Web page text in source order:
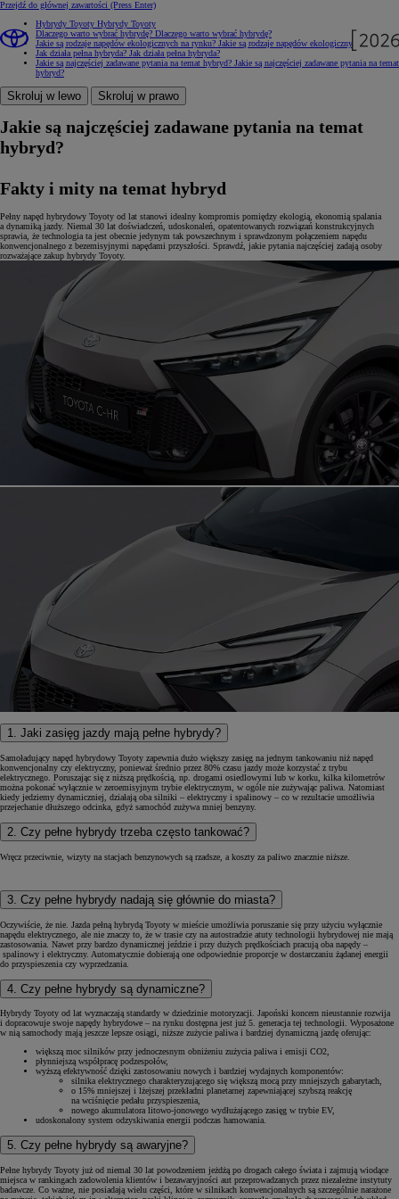
Przejdź do głównej zawartości (Press Enter)
Hybrydy Toyoty Hybrydy Toyoty
Dlaczego warto wybrać hybrydę? Dlaczego warto wybrać hybrydę?
Jakie są rodzaje napędów ekologicznych na rynku? Jakie są rodzaje napędów ekologicznych na rynku?
Jak działa pełna hybryda? Jak działa pełna hybryda?
Jakie są najczęściej zadawane pytania na temat hybryd? Jakie są najczęściej zadawane pytania na temat
hybryd?
Skroluj w lewo Skroluj w prawo
Jakie są najczęściej zadawane pytania na temat
hybryd?
Fakty i mity na temat hybryd
Pełny napęd hybrydowy Toyoty od lat stanowi idealny kompromis pomiędzy ekologią, ekonomią spalania
a dynamiką jazdy. Niemal 30 lat doświadczeń, udoskonaleń, opatentowanych rozwiązań konstrukcyjnych
sprawia, że technologia ta jest obecnie jedynym tak powszechnym i sprawdzonym połączeniem napędu
konwencjonalnego z bezemisyjnymi napędami przyszłości. Sprawdź, jakie pytania najczęściej zadają osoby
rozważające zakup hybrydy Toyoty.
1. Jaki zasięg jazdy mają pełne hybrydy?
Samoładujący napęd hybrydowy Toyoty zapewnia dużo większy zasięg na jednym tankowaniu niż napęd
konwencjonalny czy elektryczny, ponieważ średnio przez 80% czasu jazdy może korzystać z trybu
elektrycznego. Poruszając się z niższą prędkością, np. drogami osiedlowymi lub w korku, kilka kilometrów
można pokonać wyłącznie w zeroemisyjnym trybie elektrycznym, w ogóle nie zużywając paliwa. Natomiast
kiedy jedziemy dynamiczniej, działają oba silniki – elektryczny i spalinowy – co w rezultacie umożliwia
przejechanie dłuższego odcinka, gdyż samochód zużywa mniej benzyny.
2. Czy pełne hybrydy trzeba często tankować?
Wręcz przeciwnie, wizyty na stacjach benzynowych są rzadsze, a koszty za paliwo znacznie niższe.
3. Czy pełne hybrydy nadają się głównie do miasta?
Oczywiście, że nie. Jazda pełną hybrydą Toyoty w mieście umożliwia poruszanie się przy użyciu wyłącznie
napędu elektrycznego, ale nie znaczy to, że w trasie czy na autostradzie atuty technologii hybrydowej nie mają
zastosowania. Nawet przy bardzo dynamicznej jeździe i przy dużych prędkościach pracują oba napędy –
spalinowy i elektryczny. Automatycznie dobierają one odpowiednie proporcje w dostarczaniu żądanej energii
do przyspieszenia czy wyprzedzania.
4. Czy pełne hybrydy są dynamiczne?
Hybrydy Toyoty od lat wyznaczają standardy w dziedzinie motoryzacji. Japoński koncern nieustannie rozwija
i dopracowuje swoje napędy hybrydowe – na rynku dostępna jest już 5. generacja tej technologii. Wyposażone
w nią samochody mają jeszcze lepsze osiągi, niższe zużycie paliwa i bardziej dynamiczną jazdę oferując:
większą moc silników przy jednoczesnym obniżeniu zużycia paliwa i emisji CO2,
płynniejszą współpracę podzespołów,
wyższą efektywność dzięki zastosowaniu nowych i bardziej wydajnych komponentów:
silnika elektrycznego charakteryzującego się większą mocą przy mniejszych gabarytach,
o 15% mniejszej i lżejszej przekładni planetarnej zapewniającej szybszą reakcję
na wciśnięcie pedału przyspieszenia,
nowego akumulatora litowo-jonowego wydłużającego zasięg w trybie EV,
udoskonalony system odzyskiwania energii podczas hamowania.
5. Czy pełne hybrydy są awaryjne?
Pełne hybrydy Toyoty już od niemal 30 lat powodzeniem jeżdżą po drogach całego świata i zajmują wiodące
miejsca w rankingach zadowolenia klientów i bezawaryjności aut przeprowadzanych przez niezależne instytuty
badawcze. Co ważne, nie posiadają wielu części, które w silnikach konwencjonalnych są szczególnie narażone